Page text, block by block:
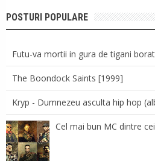
POSTURI POPULARE
Futu-va mortii in gura de tigani
The Boondock Saints [1999]
Kryp - Dumnezeu asculta hip hop
Cel mai bun MC dintre